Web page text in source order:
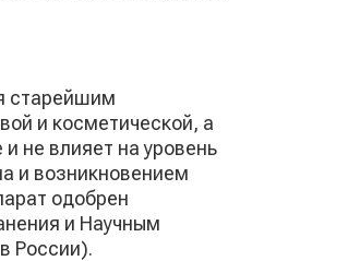
старейшим
и косметической, а
не влияет на уровень
и возникновением
одобрен
и Научным
России).